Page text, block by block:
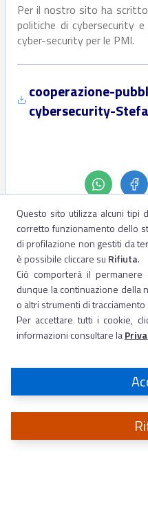
Per il nostro sito ha
politiche di cybersecurity
cyber-security per le PMI.
cooperazione-
cybersecurity-
Questo sito utilizza alcuni tipi
corretto funzionamento dello
di profilazione non gestiti da
è possibile cliccare su Rifiuta.
Ciò comporterà il
dunque la continuazione della
o altri strumenti di
Per accettare tutti i cookie,
informazioni consultare la